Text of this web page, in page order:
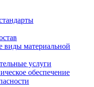
материальной
услуги
обеспечение